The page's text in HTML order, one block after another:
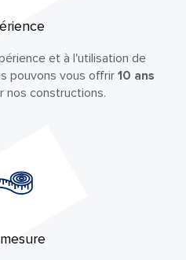
et à l'utilisation de
pouvons vous offrir 10 ans
nos constructions.